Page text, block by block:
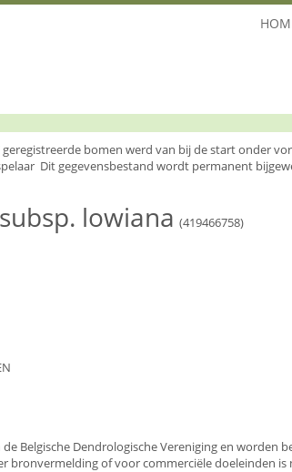
bomen werd van bij de start onder
Dit gegevensbestand wordt permanent
lowiana (419466758)
de Belgische Dendrologische Vereniging en worden
bronvermelding of voor commerciële doeleinden is